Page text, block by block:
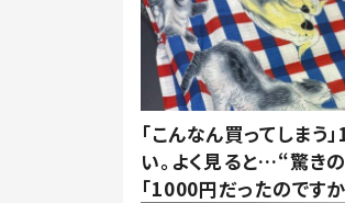
「こんなん買ってしま
い。よく見ると…“驚き
「1000円だったのですか